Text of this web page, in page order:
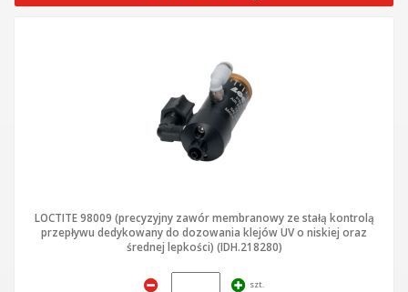
LOCTITE 98009 (precyzyjny zawór membranowy ze stałą kontrolą
przepływu dedykowany do dozowania klejów UV o niskiej oraz
średnej lepkości) (IDH.218280)
szt.